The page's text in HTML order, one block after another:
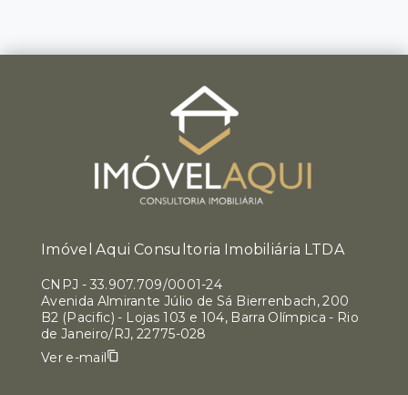
Imóvel Aqui Consultoria Imobiliária LTDA
CNPJ - 33.907.709/0001-24
Avenida Almirante Júlio de Sá Bierrenbach, 200
B2 (Pacific) - Lojas 103 e 104, Barra Olímpica - Rio
de Janeiro/RJ, 22775-028
Ver e-mail